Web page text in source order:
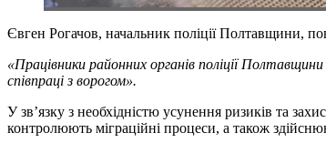
Євген Рогачов, начальник поліції Полтавщини,
«Працівники районних органів поліції
співпраці з ворогом».
У зв’язку з необхідністю усунення ризиків та
контролюють міграційні процеси, а також